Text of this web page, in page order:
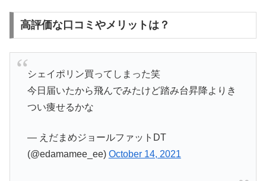
高評価な口コミやメリットは？
シェイポリン買ってしまった笑
今日届いたから飛んでみたけど踏み台昇降よりき
つい痩せるかな
— えだまめジョールファットDT
(@edamamee_ee) October 14, 2021